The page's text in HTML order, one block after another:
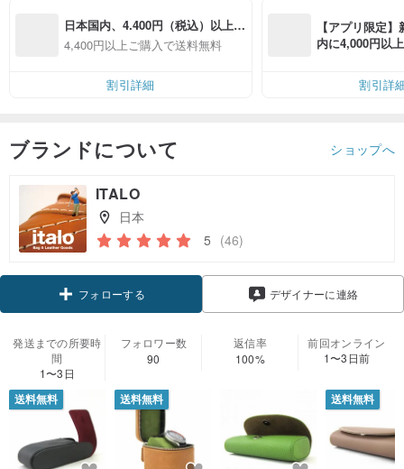
日本国内、4.400円（税込）以上お
買い上げで送料無料
4,400円以上ご購入で送料無料
割引詳細
【アプリ限定
内に4,000円以
割引詳
ブランドについて ショップへ
ITALO
日本
5 (46)
フォローする
デザイナーに連絡
発送までの所要時
間
1〜3日
フォロワー数
90
返信率
100%
前回オンライン
1〜3日前
送料無料 送料無料 送料無料